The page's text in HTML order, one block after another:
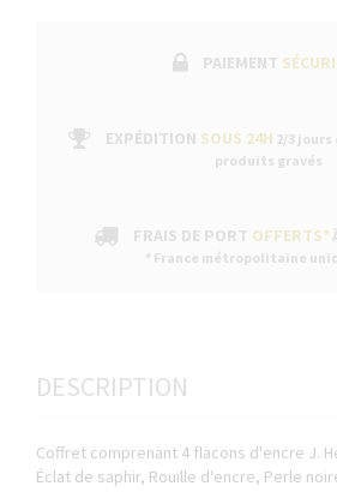
PAIEMENT
EXPÉDITION SOUS 24H 2/3
produits gravés
FRAIS DE PORT OFFERTS*
* France métropolitaine
DESCRIPTION
Coffret comprenant 4 flacons d'encre J.
Éclat de saphir, Rouille d'encre, Perle